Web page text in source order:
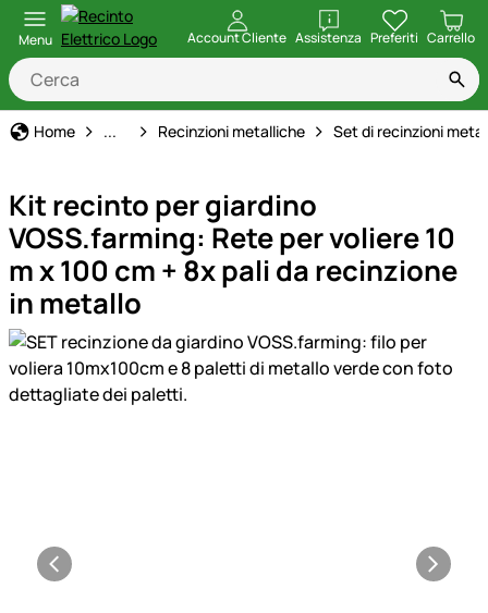
Menu Account Cliente Assistenza
apri Preferiti Carrello
Home Recinto Elettrico
... Recinzioni metalliche Set di recinzioni
Kit recinto per giardino
VOSS.farming: Rete per voliere 10
m x 100 cm + 8x pali da recinzione
in metallo
Galleria prodotti